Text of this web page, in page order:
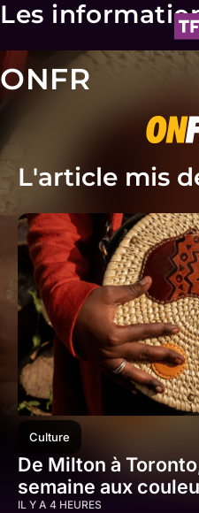
Les
ONFR
L'article mis
Culture
De Milton à
semaine aux
IL Y A 4 HEURES